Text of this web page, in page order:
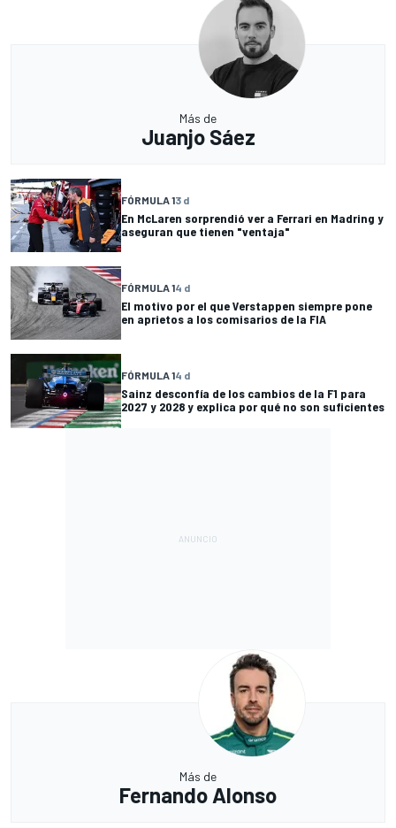
Más de
Juanjo Sáez
FÓRMULA 13 d
En McLaren sorprendió ver a Ferrari en Madring y
aseguran que tienen "ventaja"
FÓRMULA 14 d
El motivo por el que Verstappen siempre pone
en aprietos a los comisarios de la FIA
FÓRMULA 14 d
Sainz desconfía de los cambios de la F1 para
2027 y 2028 y explica por qué no son suficientes
Más de
Fernando Alonso